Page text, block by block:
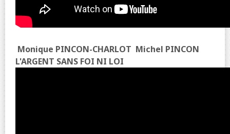
Monique PINCON-CHARLOT Michel PINCON
L'ARGENT SANS FOI NI LOI